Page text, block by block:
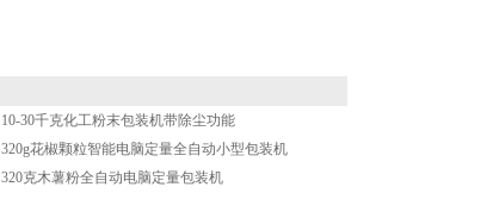
10-30千克化工粉末包装机带除尘功能
320g花椒颗粒智能电脑定量全自动小型包装机
320克木薯粉全自动电脑定量包装机